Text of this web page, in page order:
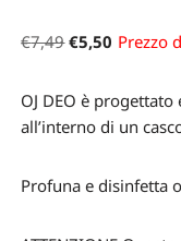
€7,49 €5,50 Prezzo
OJ DEO è
all’interno di un
Profuna e disinfetta